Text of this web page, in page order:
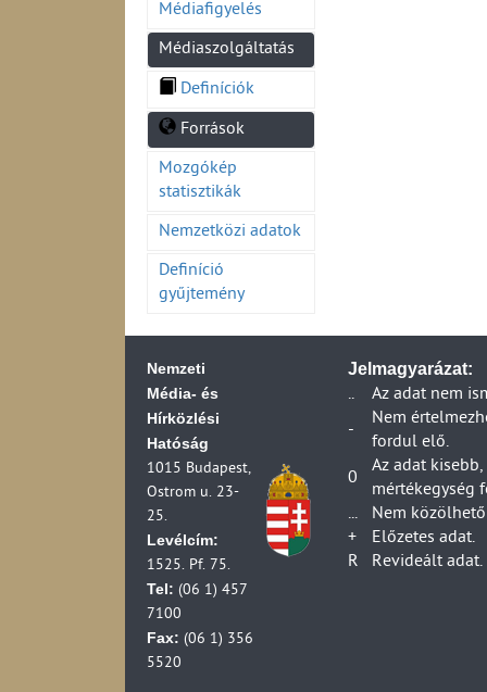
Médiafigyelés
Médiaszolgáltatás
Definíciók
Források
Mozgókép
statisztikák
Nemzetközi adatok
Definíció
gyűjtemény
Nemzeti
Média- és
Hírközlési
Hatóság
1015 Budapest,
Ostrom u. 23-
25.
Levélcím:
1525. Pf. 75.
Tel: (06 1) 457
7100
Fax: (06 1) 356
5520
Jelmagyarázat:
..
Az adat nem
-
Nem
fordul elő.
0
Az adat
mértékegység
...
Nem
+
Előzetes adat.
R
Revideált adat.